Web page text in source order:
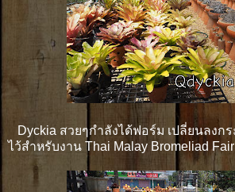
Dyckia สวยๆกำลังได้ฟอร์ม เปลี่ยนลงกร
ไว้สำหรับงาน Thai Malay Bromeliad Fair